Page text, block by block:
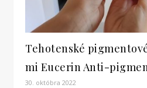
Tehotenské
mi Eucerin Anti-
30. októbra 2022